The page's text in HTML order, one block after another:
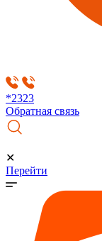
*2323
Обратная связь
✕
Перейти